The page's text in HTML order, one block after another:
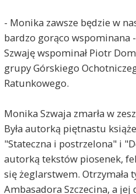
- Monika zawsze będzie w
bardzo gorąco wspominana
Szwaję wspominał Piotr
grupy Górskiego
Ratunkowego.
Monika Szwaja zmarła w
Była autorką piętnastu
"Stateczna i postrzelona" i
autorką tekstów piosenek,
się żeglarstwem. Otrzymała
Ambasadora Szczecina, a jej